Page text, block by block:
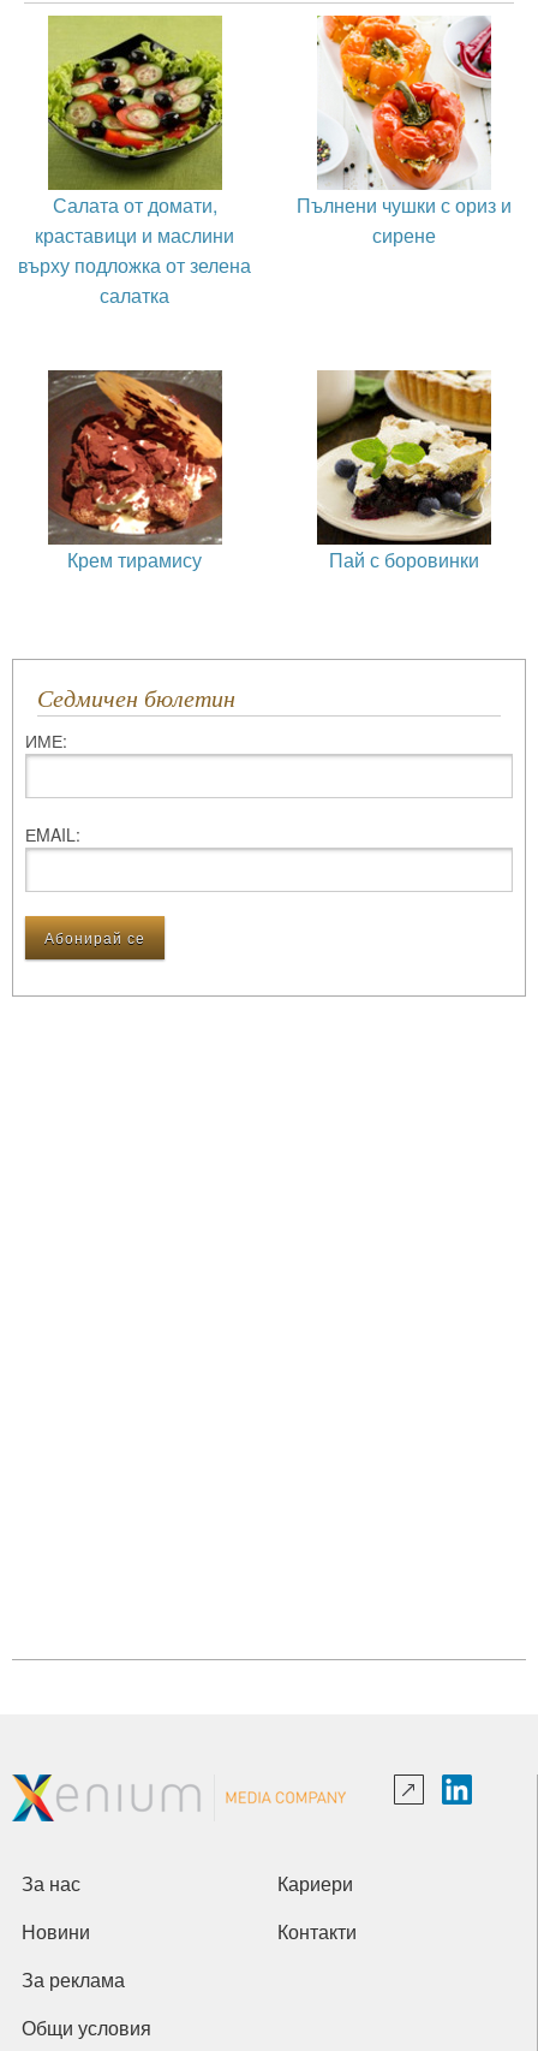
Салата от домати,
краставици и маслини
върху подложка от зелена
салатка
Пълнени чушки с ориз и
сирене
Крем тирамису Пай с боровинки
Седмичен бюлетин
ИМЕ:
ЕMAIL:
За нас Кариери
Новини Контакти
За реклама
Общи условия